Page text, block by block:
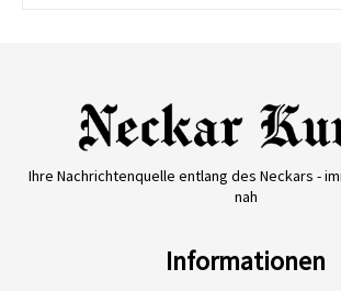
Ihre Nachrichtenquelle entlang des Neckars -
nah
Informationen